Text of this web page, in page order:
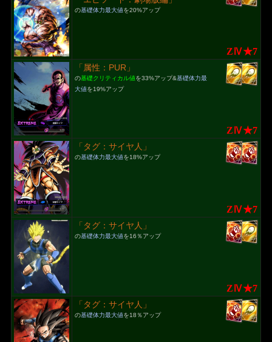
の基礎体力最大値を20%アップ
ZⅣ★7
「属性：PUR」
の基礎クリティカル値を33%アップ&基礎体力最
大値を19%アップ
ZⅣ★7
「タグ：サイヤ人」
の基礎体力最大値を18%アップ
ZⅣ★7
「タグ：サイヤ人」
の基礎体力最大値を16％アップ
ZⅣ★7
「タグ：サイヤ人」
の基礎体力最大値を18％アップ